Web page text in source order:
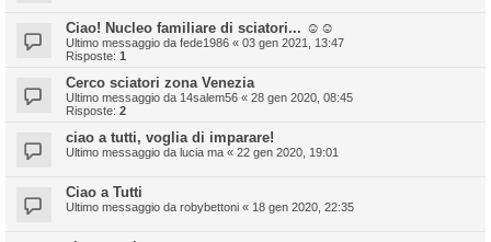
Ciao! Nucleo familiare di sciatori... ☺️☺️
Ultimo messaggio da fede1986 « 03 gen 2021, 13:47
Risposte: 1
Cerco sciatori zona Venezia
Ultimo messaggio da 14salem56 « 28 gen 2020, 08:45
Risposte: 2
ciao a tutti, voglia di imparare!
Ultimo messaggio da lucia ma « 22 gen 2020, 19:01
Ciao a Tutti
Ultimo messaggio da robybettoni « 18 gen 2020, 22:35